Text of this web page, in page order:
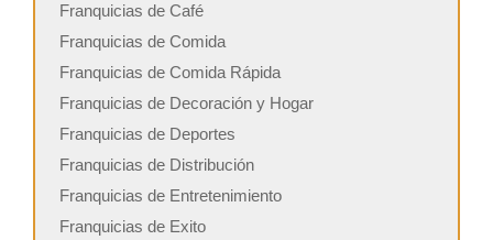
Franquicias de Café
Franquicias de Comida
Franquicias de Comida Rápida
Franquicias de Decoración y Hogar
Franquicias de Deportes
Franquicias de Distribución
Franquicias de Entretenimiento
Franquicias de Exito